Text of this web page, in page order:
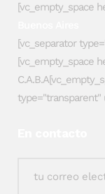
[vc_empty_space
[vc_separator
[vc_empty_space
type="transparent"